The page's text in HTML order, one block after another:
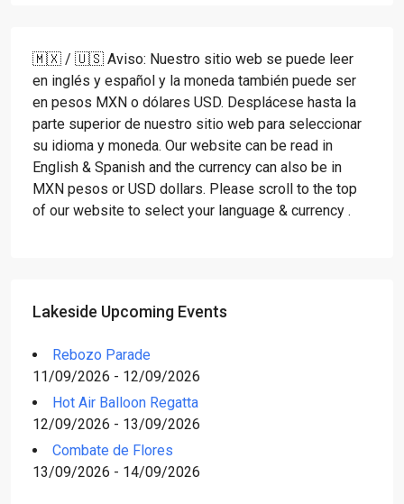
🇲🇽 / 🇺🇸 Aviso: Nuestro sitio web se puede leer
en inglés y español y la moneda también puede ser
en pesos MXN o dólares USD. Desplácese hasta la
parte superior de nuestro sitio web para seleccionar
su idioma y moneda. Our website can be read in
English & Spanish and the currency can also be in
MXN pesos or USD dollars. Please scroll to the top
of our website to select your language & currency .
Lakeside Upcoming Events
Rebozo Parade
11/09/2026 - 12/09/2026
Hot Air Balloon Regatta
12/09/2026 - 13/09/2026
Combate de Flores
13/09/2026 - 14/09/2026